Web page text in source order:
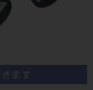
ます